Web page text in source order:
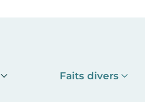
Faits divers